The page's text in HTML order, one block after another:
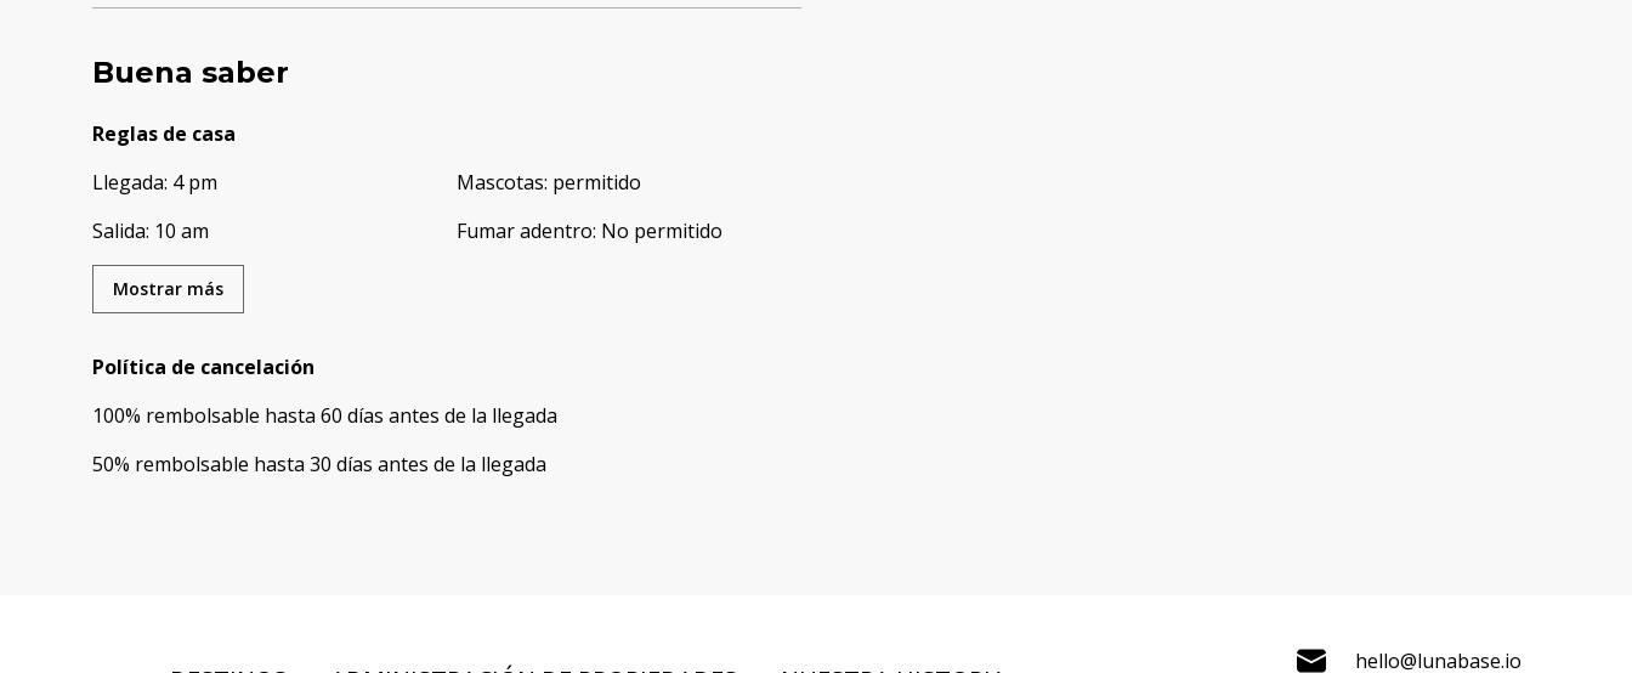
Buena saber
Reglas de casa
Llegada: 4 pm
Salida: 10 am
Mascotas: permitido
Fumar adentro: No permitido
Mostrar más
Política de cancelación
100% rembolsable hasta 60 días antes de la llegada
50% rembolsable hasta 30 días antes de la llegada
hello@lunabase.io